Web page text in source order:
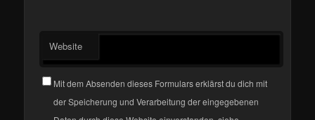
Website
Mit dem Absenden dieses Formulars erklärst du dich mit
der Speicherung und Verarbeitung der eingegebenen